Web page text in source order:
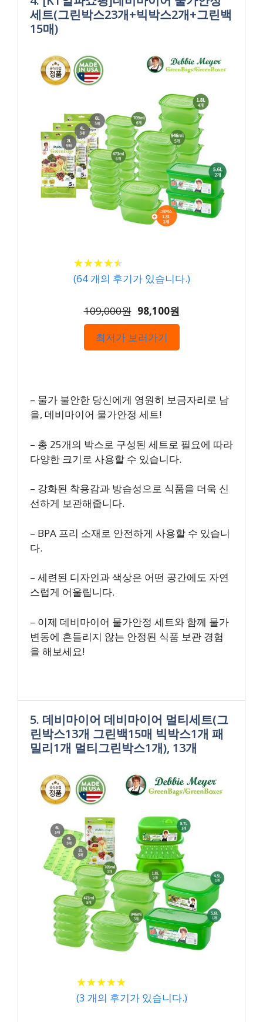
세트(그린박스23개+빅박스2개+그린백
15매)
★★★★★
★★★★★
(64개의 후기가 있습니다.)
109,000원 98,100원
최저가 보러가기
– 물가 불안한 당신에게 영원히 보금자리로 남
을, 데비마이어 물가안정 세트!
– 총 25개의 박스로 구성된 세트로 필요에 따라
다양한 크기로 사용할 수 있습니다.
– 강화된 착용감과 방습성으로 식품을 더욱 신
선하게 보관해줍니다.
– BPA 프리 소재로 안전하게 사용할 수 있습니
다.
– 세련된 디자인과 색상은 어떤 공간에도 자연
스럽게 어울립니다.
– 이제 데비마이어 물가안정 세트와 함께 물가
변동에 흔들리지 않는 안정된 식품 보관 경험
을 해보세요!
5. 데비마이어 데비마이어 멀티세트(그
린박스13개 그린백15매 빅박스1개 패
밀리1개 멀티그린박스1개), 13개
★★★★★
★★★★★
(3 개의 후기가 있습니다.)